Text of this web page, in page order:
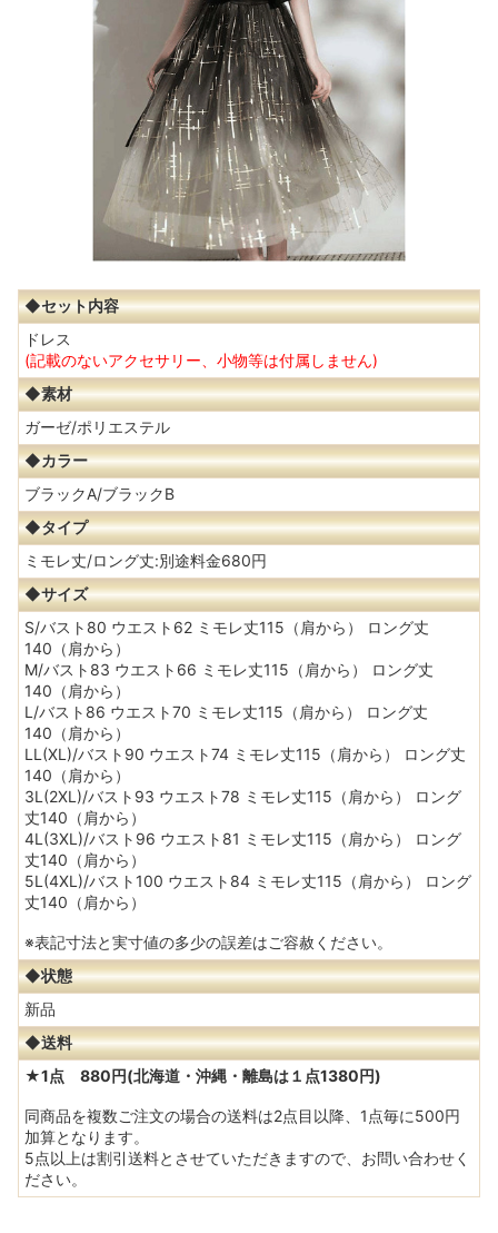
◆セット内容
ドレス
(記載のないアクセサリー、小物等は付属しません)
◆素材
ガーゼ/ポリエステル
◆カラー
ブラックA/ブラックB
◆タイプ
ミモレ丈/ロング丈:別途料金680円
◆サイズ
S/バスト80 ウエスト62 ミモレ丈115（肩から） ロング丈
140（肩から）
M/バスト83 ウエスト66 ミモレ丈115（肩から） ロング丈
140（肩から）
L/バスト86 ウエスト70 ミモレ丈115（肩から） ロング丈
140（肩から）
LL(XL)/バスト90 ウエスト74 ミモレ丈115（肩から） ロング丈
140（肩から）
3L(2XL)/バスト93 ウエスト78 ミモレ丈115（肩から） ロング
丈140（肩から）
4L(3XL)/バスト96 ウエスト81 ミモレ丈115（肩から） ロング
丈140（肩から）
5L(4XL)/バスト100 ウエスト84 ミモレ丈115（肩から） ロング
丈140（肩から）
※表記寸法と実寸値の多少の誤差はご容赦ください。
◆状態
新品
◆送料
★1点 880円(北海道・沖縄・離島は１点1380円)
同商品を複数ご注文の場合の送料は2点目以降、1点毎に500円
加算となります。
5点以上は割引送料とさせていただきますので、お問い合わせく
ださい。